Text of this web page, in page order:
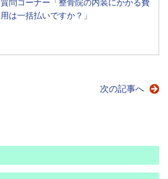
質問コーナー「整骨院の内装にかかる費
用は一括払いですか？」
次の記事へ